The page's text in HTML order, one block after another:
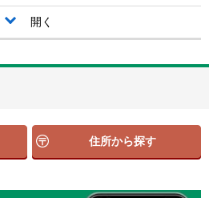
開く
住所から探す